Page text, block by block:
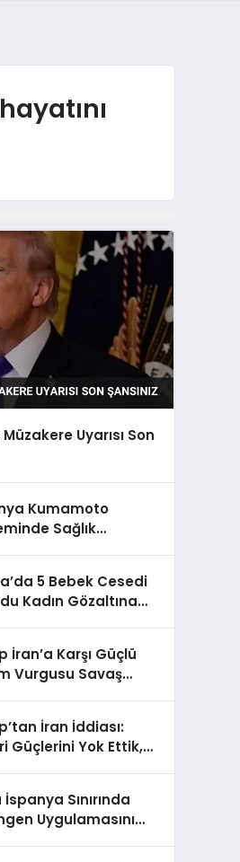
Uyarısı Son
Kumamoto
Sağlık
5 Bebek Cesedi
Kadın Gözaltına
İran’a Karşı Güçlü
Vurgusu Savaş
İran İddiası:
Güçlerini Yok Ettik,
Sınırında
Uygulamasını